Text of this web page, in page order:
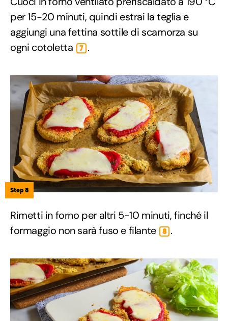
per 15-20 minuti, quindi estrai la teglia e
aggiungi una fettina sottile di scamorza su
ogni cotoletta
7 .
Step 8
Rimetti in forno per altri 5-10 minuti, finché il
formaggio non sarà fuso e filante
8 .